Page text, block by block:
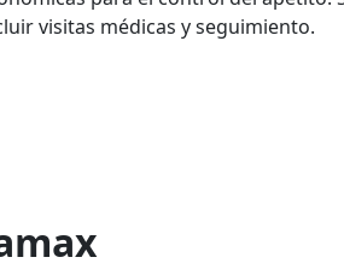
visitas médicas y seguimiento.